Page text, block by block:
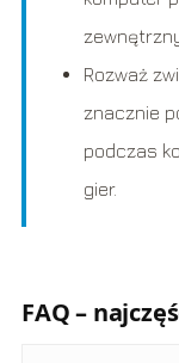
Rozważ
znacznie
podczas
gier.
FAQ –